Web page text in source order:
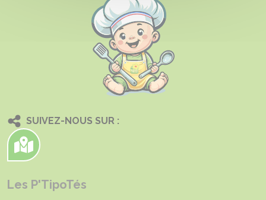
SUIVEZ-NOUS SUR :
Les P'TipoTés